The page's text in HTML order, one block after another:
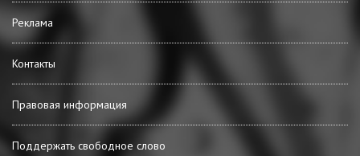
Реклама
Контакты
Правовая информация
Поддержать свободное слово